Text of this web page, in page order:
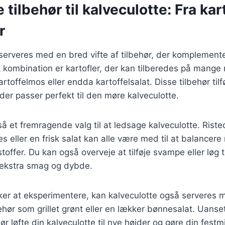
tilbehør til kalveculotte: Fra
med en bred vifte af tilbehør, der
kombination er kartofler, der kan tilberedes på mange
eller endda kartoffelsalat. Disse tilbehør
passer perfekt til den møre kalveculotte.
et fremragende valg til at ledsage kalveculotte.
eller en frisk salat kan alle være med til at
Du kan også overveje at tilføje svampe eller løg
smag og dybde.
at eksperimentere, kan kalveculotte også serveres
som grillet grønt eller en lækker bønnesalat.
løfte din kalveculotte til nye højder og gøre din